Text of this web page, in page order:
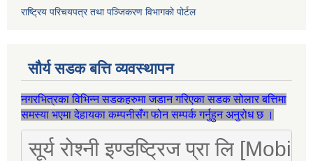
राष्ट्रिय परिचयपत्र तथा पञ्जिकरण विभागको पोर्टल
सौर्य सडक बत्ति व्यवस्थापन
नगरभित्रका विभिन्न सडकहरुमा जडान गरिएका सडक सोलार बत्तिमा
समस्या भएमा देहायका कम्पनीसँग फोन सम्पर्क गर्नुहुन अनुरोध छ ।
सूर्य रोश्नी इण्डष्ट्रिज प्रा लि